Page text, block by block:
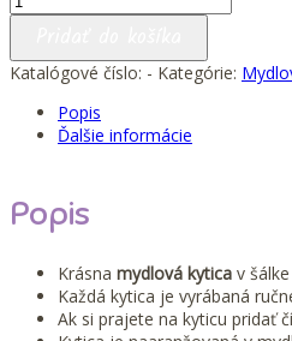
Mydlová
Pre
Učiteľku
Katalógové číslo: - Kategórie:
Popis
Ďalšie informácie
Popis
Krásna mydlová kytica v
Každá kytica je vyrábaná
Ak si prajete na kyticu pridať